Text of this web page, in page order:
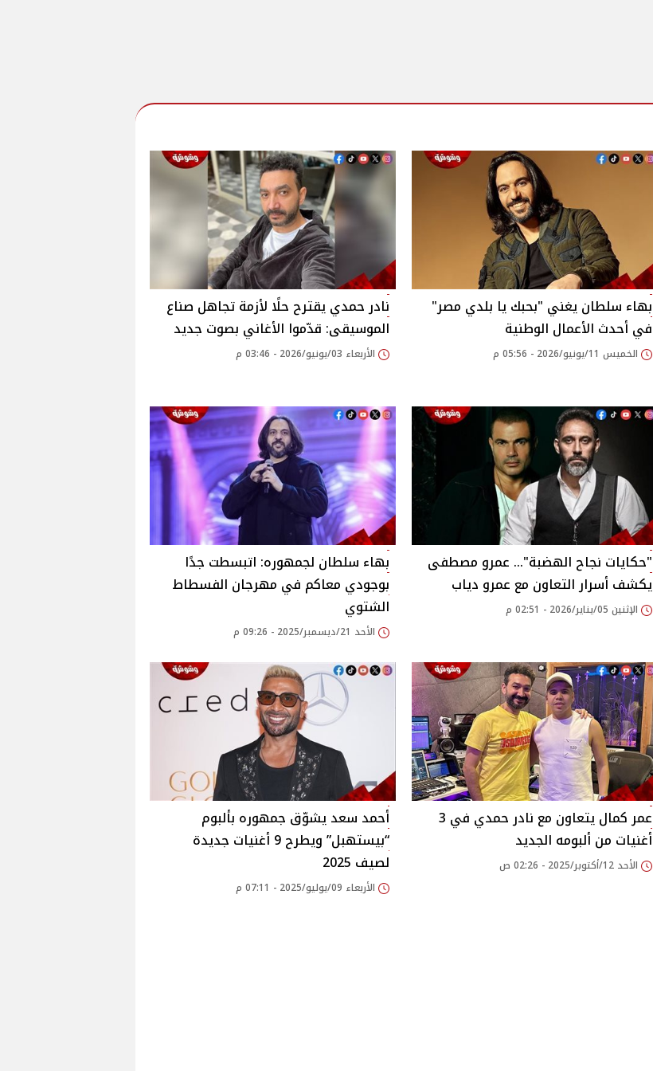
بهاء سلطان يغني "بحبك يا بلدي مصر"
في أحدث الأعمال الوطنية
الخميس 11/يونيو/2026 - 05:56 م
نادر حمدي يقترح حلًا لأزمة تجاهل صناع
الموسيقى: قدّموا الأغاني بصوت جديد
الأربعاء 03/يونيو/2026 - 03:46 م
"حكايات نجاح الهضبة"… عمرو مصطفى
يكشف أسرار التعاون مع عمرو دياب
الإثنين 05/يناير/2026 - 02:51 م
بهاء سلطان لجمهوره: اتبسطت جدًا
بوجودي معاكم في مهرجان الفسطاط
الشتوي
الأحد 21/ديسمبر/2025 - 09:26 م
عمر كمال يتعاون مع نادر حمدي في 3
أغنيات من ألبومه الجديد
الأحد 12/أكتوبر/2025 - 02:26 ص
أحمد سعد يشوّق جمهوره بألبوم
“بيستهبل” ويطرح 9 أغنيات جديدة
لصيف 2025‎
الأربعاء 09/يوليو/2025 - 07:11 م